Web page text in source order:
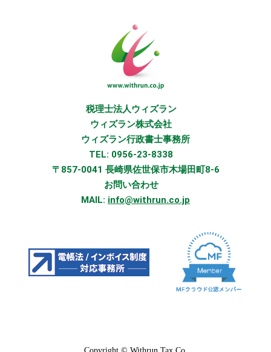
税理士法人ウィズラン
ウィズラン株式会社
ウィズラン行政書士事務所
TEL: 0956-23-8338
〒857-0041 長崎県佐世保市木場田町8-6
お問い合わせ
MAIL: info@withrun.co.jp